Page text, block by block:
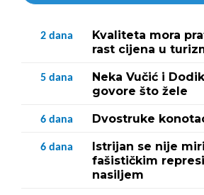
2 dana
Kvaliteta mora
rast cijena u
5 dana
Neka Vučić i Dodik
govore što žele
6 dana Dvostruke
6 dana
Istrijan se nije
fašističkim
nasiljem